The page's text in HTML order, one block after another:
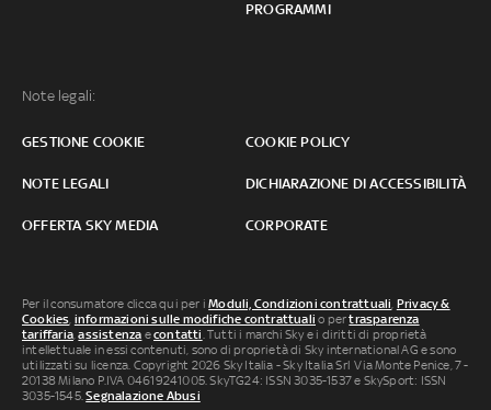
PROGRAMMI
Note legali:
GESTIONE COOKIE COOKIE POLICY
NOTE LEGALI DICHIARAZIONE DI ACCESSIBILITÀ
OFFERTA SKY MEDIA CORPORATE
Per il consumatore clicca qui per iModuli, Condizioni contrattuali, Privacy &
Cookies, informazioni sulle modifiche contrattuali o pertrasparenza
tariffaria,assistenza econtatti. Tutti i marchi Sky e i diritti di proprietà
intellettuale in essi contenuti, sono di proprietà di Sky international AG e sono
utilizzati su licenza. Copyright 2026 Sky Italia - Sky Italia Srl Via Monte Penice, 7 -
20138 Milano P.IVA 04619241005. SkyTG24: ISSN 3035-1537 e SkySport: ISSN
3035-1545.Segnalazione Abusi